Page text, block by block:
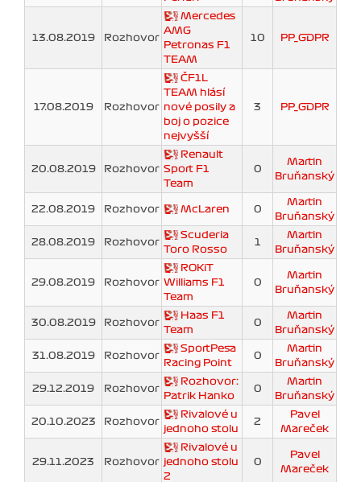
13.08.2019 Rozhovor
Mercedes
AMG
Petronas F1
TEAM
10 PP_GDPR
17.08.2019 Rozhovor
ČF1L
TEAM hlásí
nové posily a
boj o pozice
nejvyšší
3 PP_GDPR
20.08.2019 Rozhovor
Renault
Sport F1
Team
0
Martin
Bruňanský
22.08.2019 Rozhovor McLaren 0
Martin
Bruňanský
28.08.2019 Rozhovor
Scuderia
Toro Rosso
1
Martin
Bruňanský
29.08.2019 Rozhovor
ROKiT
Williams F1
Team
0
Martin
Bruňanský
30.08.2019 Rozhovor
Haas F1
Team
0
Martin
Bruňanský
31.08.2019 Rozhovor
SportPesa
Racing Point
0
Martin
Bruňanský
29.12.2019 Rozhovor
Rozhovor:
Patrik Hanko
0
Martin
Bruňanský
20.10.2023 Rozhovor
Rivalové u
jednoho stolu
2
Pavel
Mareček
29.11.2023 Rozhovor
Rivalové u
jednoho stolu
2
0
Pavel
Mareček